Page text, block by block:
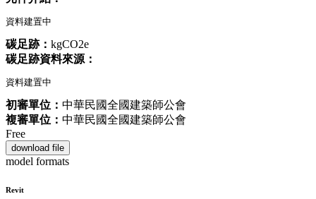
資料建置中
碳足跡： kgCO2e
碳足跡資料來源：
資料建置中
初審單位： 中華民國全國建築師公會
複審單位： 中華民國全國建築師公會
Free
download file
model formats
Revit